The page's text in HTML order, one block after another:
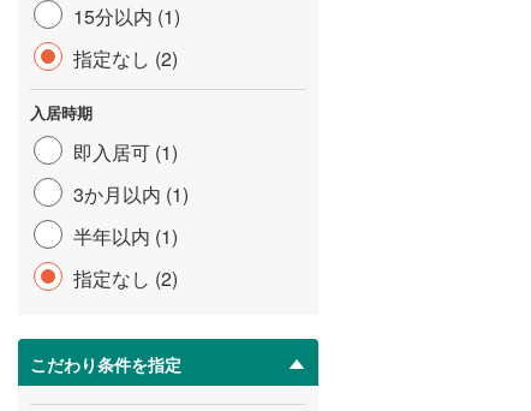
15分以内 (1)
指定なし (2)
入居時期
即入居可 (1)
3か月以内 (1)
半年以内 (1)
指定なし (2)
こだわり条件を指定